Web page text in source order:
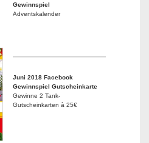
Gewinnspiel
Adventskalender
Juni 2018 Facebook
Gewinnspiel Gutscheinkarte
Gewinne 2 Tank-
Gutscheinkarten à 25€